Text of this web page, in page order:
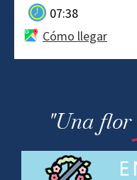
07:38
Cómo llegar
"Una flor